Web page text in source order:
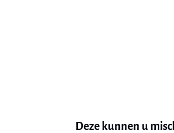
Deze kunnen u